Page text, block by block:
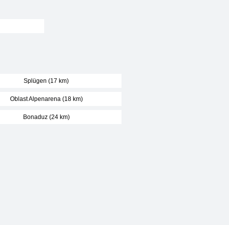
Splügen (17 km)
Oblast Alpenarena (18 km)
Bonaduz (24 km)